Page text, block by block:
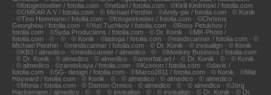
· ©fotogestoeber / fotolia.com · ©nebari / fotolia.com · ©Kirill Kedrinski / fotolia.com
· ©OMKAR A.V / fotolia.com · © Michael Penthin · ©Andy-pix / fotolia.com · © Konik
· ©Tino Hemmann / fotolia.com · ©fotogestoeber / fotolia.com · ©Christos
Georghiou / fotolia.com · ©Yuri Tuchkov / fotolia.com · ©Ross Petukhov /
fotolia.com · ©Syda Productions / fotolia.com · © Dr. Konik · ©MK-Photo /
fotolia.com · © · © · © Konik · ©ladoga / fotolia.com · ©mindscanner / fotolia.com · ©
Michael Penthin · ©mindscanner / fotolia.com · © Dr. Konik · © invisalign · © Konik
· ©KB3 / almedico · ©mindscanner / almedico · © · ©Monkey Business / fotolia.com
· © Dr. Konik · © almedico · © almedico · ©amorfati.art / · © Dr. Konik · © · © Konik
· © almedico · ©zaretskaya / fotolia.com · ©Kzenon / fotolia.com · ©davis /
fotolia.com · ©SG- design / fotolia.com · ©Marco2811 / fotolia.com · © Konik · ©Mat
Hayward / fotolia.com · © Konik · © · © almedico · © almedico · © almedico
· ©Monia / fotolia.com · © Damon Ormco · © almedico · © · © almedico · ©Jörg
Hackemann / almedico · © · © · © invisalign · © · © invisalign · © Dr. Konik · © Dr.